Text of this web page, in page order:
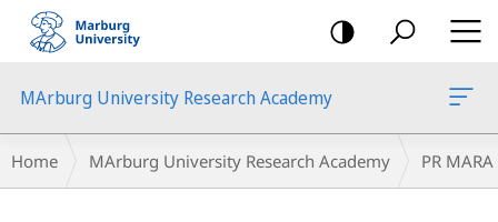
mobile
navigation
MArburg University Research Academy
Breadcrumb-
Navigation
Home MArburg University Research Academy PR MARA